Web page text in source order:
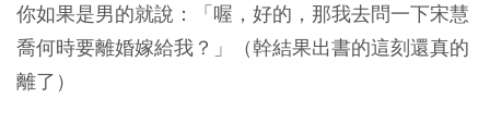
你如果是男的就說：
「喔，好的，那我去問一下宋慧
喬何時要離婚嫁給我？」
（幹結果出書的這刻還真的
離了）